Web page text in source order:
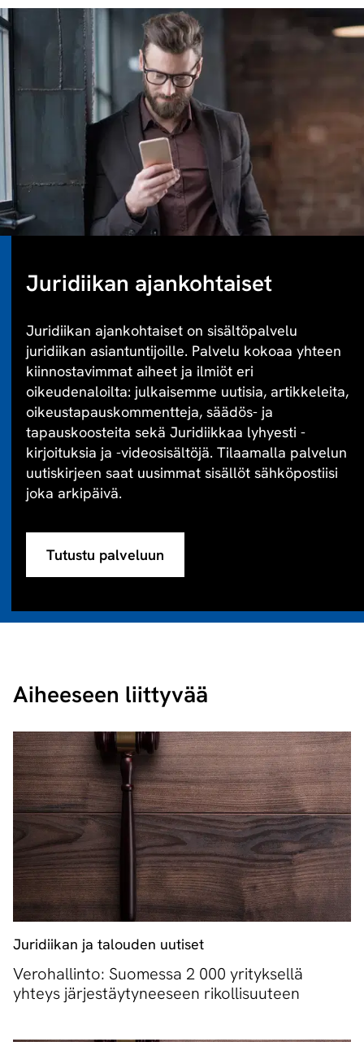
Juridiikan ajankohtaiset
Juridiikan ajankohtaiset on sisältöpalvelu
juridiikan asiantuntijoille. Palvelu kokoaa yhteen
kiinnostavimmat aiheet ja ilmiöt eri
oikeudenaloilta: julkaisemme uutisia, artikkeleita,
oikeustapauskommentteja, säädös- ja
tapauskoosteita sekä Juridiikkaa lyhyesti -
kirjoituksia ja -videosisältöjä. Tilaamalla palvelun
uutiskirjeen saat uusimmat sisällöt sähköpostiisi
joka arkipäivä.
Tutustu palveluun
Aiheeseen liittyvää
Juridiikan ja talouden uutiset
Verohallinto: Suomessa 2 000 yrityksellä
yhteys järjestäytyneeseen rikollisuuteen